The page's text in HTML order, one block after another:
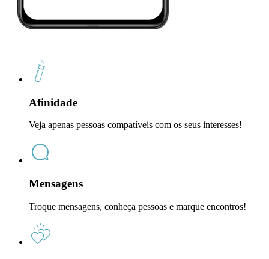
Afinidade
Veja apenas pessoas compatíveis com os seus interesses!
Mensagens
Troque mensagens, conheça pessoas e marque encontros!